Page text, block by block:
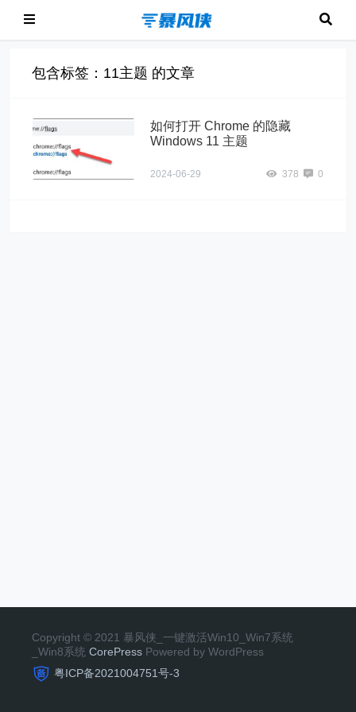
包含标签：11主题 的文章
如何打开 Chrome 的隐藏
Windows 11 主题
2024-06-29 378 0
Copyright © 2021 暴风侠_一键激活Win10_Win7系统
_Win8系统 CorePress Powered by WordPress
粤ICP备2021004751号-3